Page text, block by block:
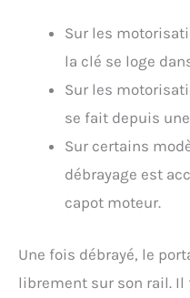
Sur les
la clé se loge
Sur les
se fait depuis
Sur certains
débrayage est
capot moteur.
Une fois débrayé, le
librement sur son rail. Il